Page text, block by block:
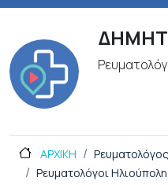
ΑΡΧΙΚΗ Ρευματολόγος
Ρευματολόγοι Ηλιούπολη